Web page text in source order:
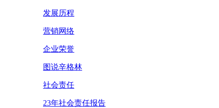
发展历程
营销网络
企业荣誉
图说辛格林
社会责任
23年社会责任报告